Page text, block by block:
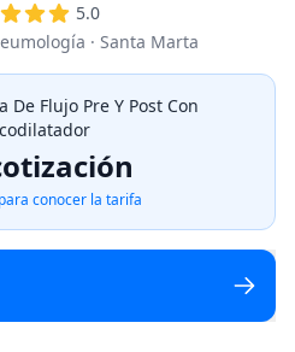
5.0
· Santa Marta
De Flujo Pre Y Post Con
conocer la tarifa